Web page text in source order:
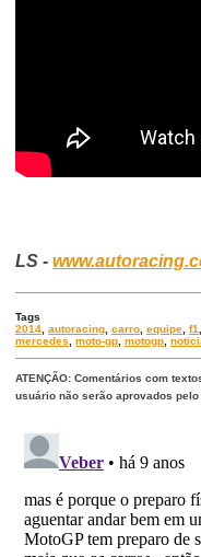
LS -
Tags
2014,autoracing,carro,equipe,f1
mercedes,moto-gp,motogp,
ATENÇÃO: Comentários com
usuário não serão aprovados pelo